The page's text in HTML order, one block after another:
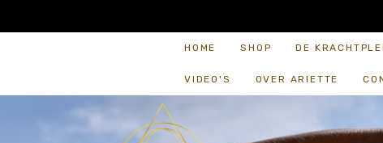
HOME SHOP DE
VIDEO'S OVER ARIETTE